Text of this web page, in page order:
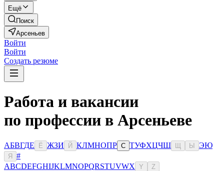
Ещё
Поиск
Арсеньев
Войти
Войти
Создать резюме
Работа и вакансии
по профессии в Арсеньеве
АБВГДЕ Ё ЖЗИ Й КЛМНОПР С ТУФХЦЧШ Ы ЭЮ
Я
#
ABCDEFGHIJKLMNOPQRSTUVWX Y Z